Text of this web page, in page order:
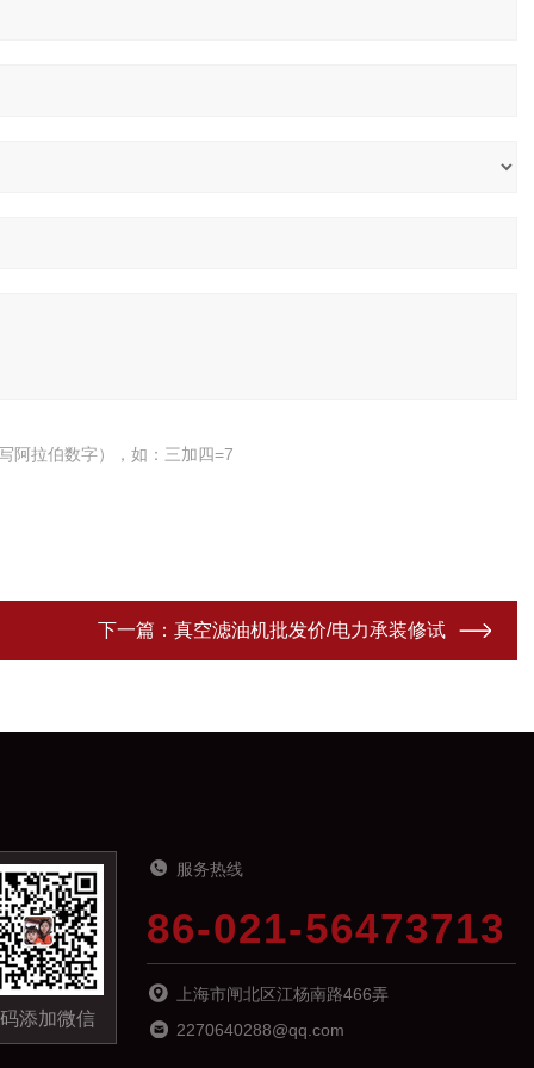
阿拉伯数字），如：三加四=7
下一篇： 真空滤油机批发价/电力承装修试
添加微信
服务热线
86-021-56473713
上海市闸北区江杨南路466弄
2270640288@qq.com